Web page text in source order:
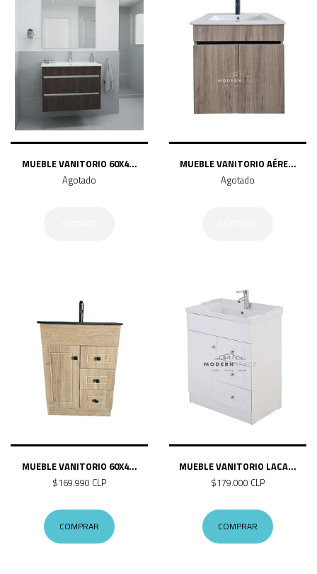
MUEBLE VANITORIO 60X4...
Agotado
MUEBLE VANITORIO AÉRE...
Agotado
MUEBLE VANITORIO 60X4...
$169.990 CLP
COMPRAR
MUEBLE VANITORIO LACA...
$179.000 CLP
COMPRAR